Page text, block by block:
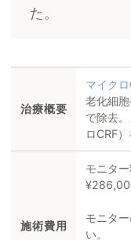
た。
治療概要
マイクロ
老化細
で除去
ロCRF
施術費用
モニタ
モニタ
い。